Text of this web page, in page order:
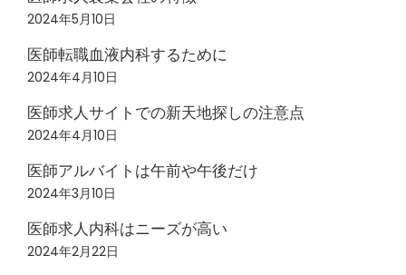
2024年5月10日
医師転職血液内科するために
2024年4月10日
医師求人サイトでの新天地探しの注意点
2024年4月10日
医師アルバイトは午前や午後だけ
2024年3月10日
医師求人内科はニーズが高い
2024年2月22日